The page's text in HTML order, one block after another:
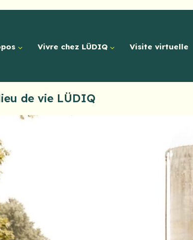
Vivre chez LÜDIQ Visite virtuelle
de vie LÜDIQ